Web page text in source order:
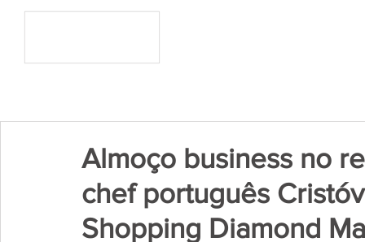
Almoço business no
chef português
Shopping Diamond